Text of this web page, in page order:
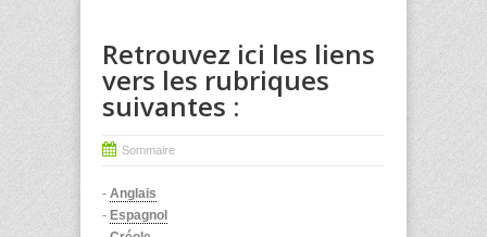
Retrouvez ici les liens
vers les rubriques
suivantes :
Sommaire
- Anglais
- Espagnol